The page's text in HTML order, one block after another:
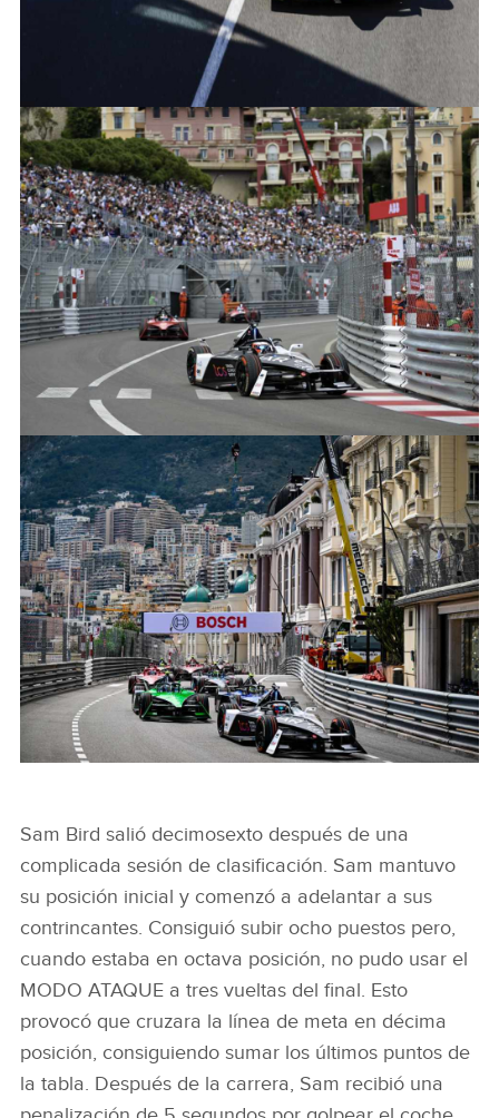
J_TCS_RACING_I-TYPE6_MONACO
X
LINKEDIN
SHARE
J_TCS_RACING_I-TYPE6_MONACO
X
LINKEDIN
SHARE
LINKEDIN
Sam Bird salió decimosexto después de una
complicada sesión de clasificación. Sam mantuvo
su posición inicial y comenzó a adelantar a sus
contrincantes. Consiguió subir ocho puestos pero,
cuando estaba en octava posición, no pudo usar el
MODO ATAQUE a tres vueltas del final. Esto
provocó que cruzara la línea de meta en décima
posición, consiguiendo sumar los últimos puntos de
la tabla. Después de la carrera, Sam recibió una